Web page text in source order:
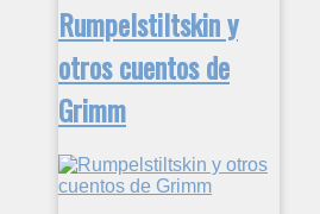
Rumpelstiltskin y
otros cuentos de
Grimm